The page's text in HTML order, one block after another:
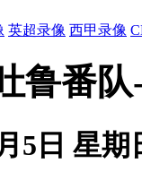
英超录像 西甲录像
鲁番
5日 星期